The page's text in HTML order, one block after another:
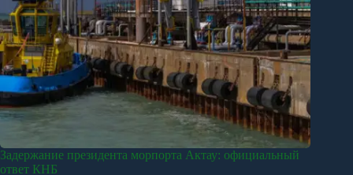
Задержание президента морпорта Актау: официальный
ответ КНБ